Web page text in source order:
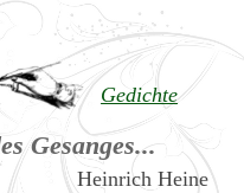
Gedichte
Gesanges...
Heinrich Heine